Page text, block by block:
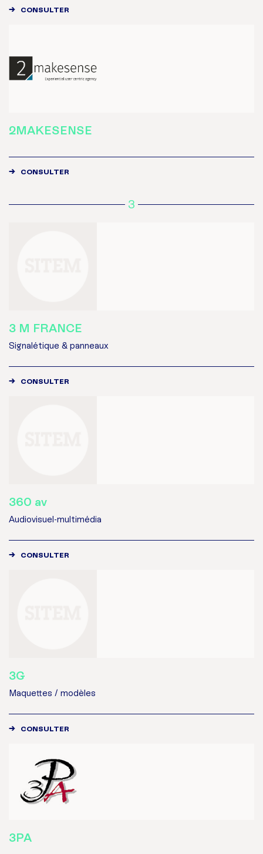
CONSULTER
2MAKESENSE
CONSULTER
3
3 M FRANCE
Signalétique & panneaux
CONSULTER
360 av
Audiovisuel-multimédia
CONSULTER
3G
Maquettes / modèles
CONSULTER
3PA